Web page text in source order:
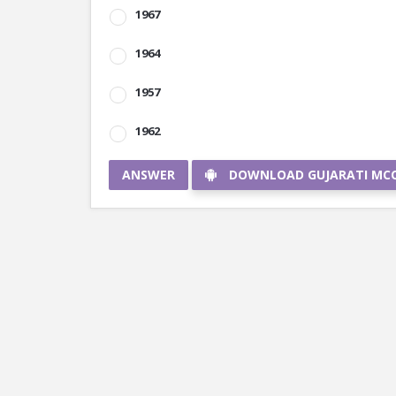
1967
1964
1957
1962
ANSWER DOWNLOAD GUJARATI